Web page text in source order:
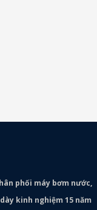
phối máy bơm nước,
kinh nghiệm 15 năm